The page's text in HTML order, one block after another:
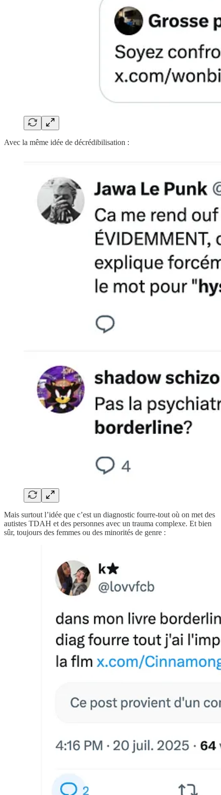
Avec la même idée de décrédibilisation :
Mais surtout l’idée que c’est un diagnostic fourre-tout où on met des
autistes TDAH et des personnes avec un trauma complexe. Et bien
sûr, toujours des femmes ou des minorités de genre :